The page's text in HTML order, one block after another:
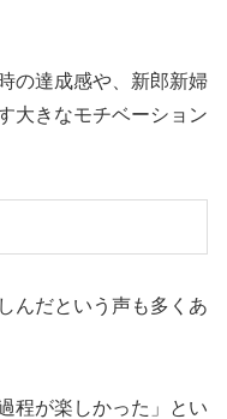
の達成感や、新郎新婦
大きなモチベーション
んだという声も多くあ
程が楽しかった」とい